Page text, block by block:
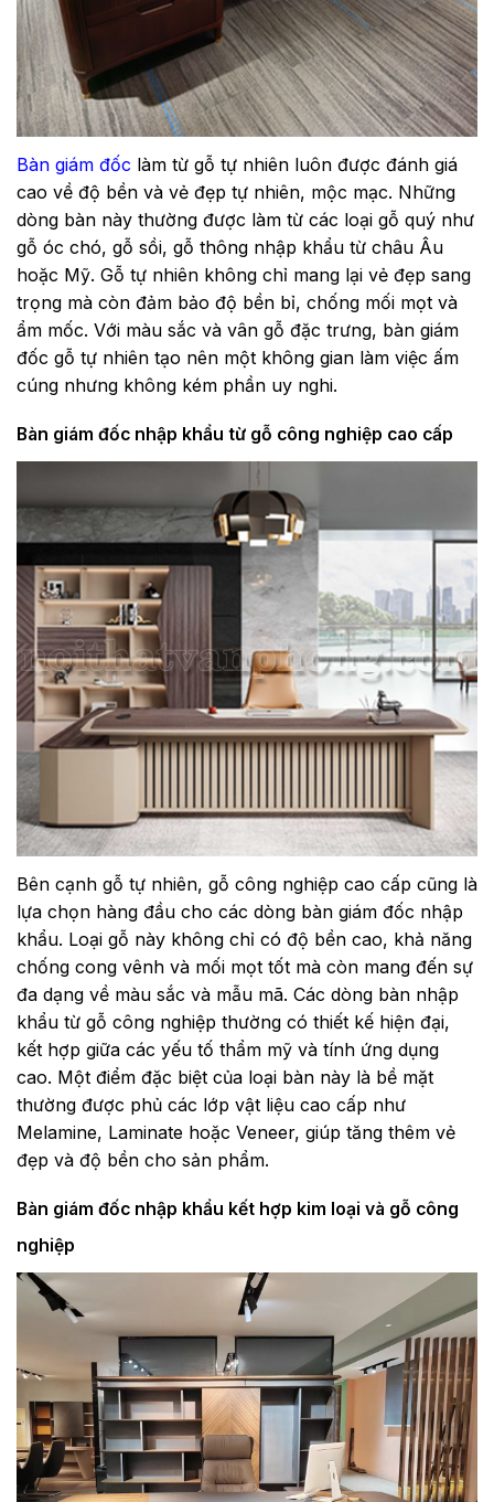
Bàn giám đốc làm từ gỗ tự nhiên luôn được đánh giá
cao về độ bền và vẻ đẹp tự nhiên, mộc mạc. Những
dòng bàn này thường được làm từ các loại gỗ quý như
gỗ óc chó, gỗ sồi, gỗ thông nhập khẩu từ châu Âu
hoặc Mỹ. Gỗ tự nhiên không chỉ mang lại vẻ đẹp sang
trọng mà còn đảm bảo độ bền bỉ, chống mối mọt và
ẩm mốc. Với màu sắc và vân gỗ đặc trưng, bàn giám
đốc gỗ tự nhiên tạo nên một không gian làm việc ấm
cúng nhưng không kém phần uy nghi.
Bàn giám đốc nhập khẩu từ gỗ công nghiệp cao cấp
Bên cạnh gỗ tự nhiên, gỗ công nghiệp cao cấp cũng là
lựa chọn hàng đầu cho các dòng bàn giám đốc nhập
khẩu. Loại gỗ này không chỉ có độ bền cao, khả năng
chống cong vênh và mối mọt tốt mà còn mang đến sự
đa dạng về màu sắc và mẫu mã. Các dòng bàn nhập
khẩu từ gỗ công nghiệp thường có thiết kế hiện đại,
kết hợp giữa các yếu tố thẩm mỹ và tính ứng dụng
cao. Một điểm đặc biệt của loại bàn này là bề mặt
thường được phủ các lớp vật liệu cao cấp như
Melamine, Laminate hoặc Veneer, giúp tăng thêm vẻ
đẹp và độ bền cho sản phẩm.
Bàn giám đốc nhập khẩu kết hợp kim loại và gỗ công
nghiệp